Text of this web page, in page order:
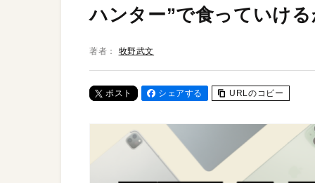
ハンター”で食っていけ
著者： 牧野武文
ポスト シェアする URLのコピー